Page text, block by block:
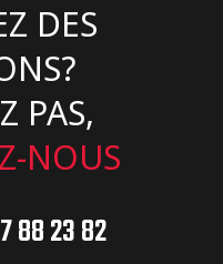
DES
PAS,
NOUS
88 23 82